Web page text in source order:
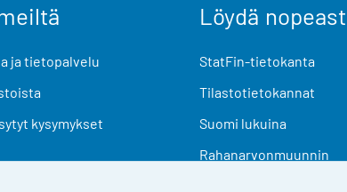
ja tietopalvelu
kysymykset
Löydä
StatFin-tietokanta
Tilastotietokannat
Suomi lukuina
Rahanarvonmuunnin